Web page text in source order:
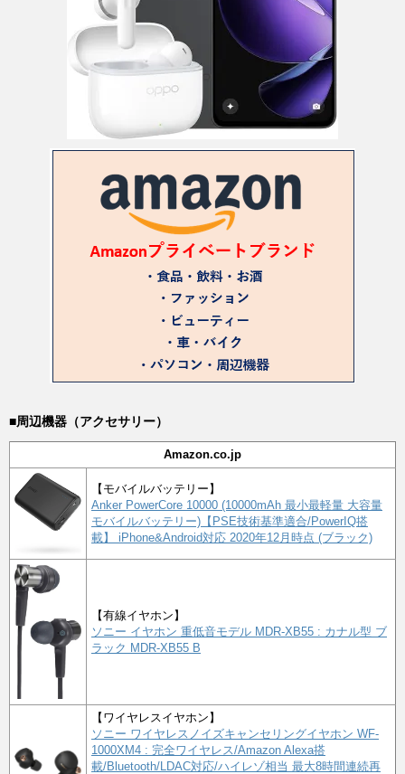
■周辺機器（アクセサリー）
Amazon.co.jp
【モバイルバッテリー】
Anker PowerCore 10000 (10000mAh 最小最軽量 大容量
モバイルバッテリー)【PSE技術基準適合/PowerIQ搭
載】 iPhone&Android対応 2020年12月時点 (ブラック)
【有線イヤホン】
ソニー イヤホン 重低音モデル MDR-XB55 : カナル型 ブ
ラック MDR-XB55 B
【ワイヤレスイヤホン】
ソニー ワイヤレスノイズキャンセリングイヤホン WF-
1000XM4 : 完全ワイヤレス/Amazon Alexa搭
載/Bluetooth/LDAC対応/ハイレゾ相当 最大8時間連続再